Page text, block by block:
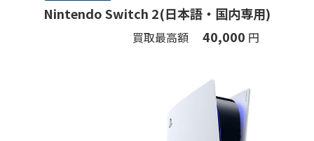
Nintendo Switch 2(日本語・国内専用)
買取最高額 40,000 円